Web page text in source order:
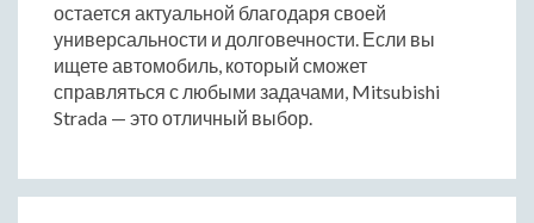
остается актуальной благодаря своей
универсальности и долговечности. Если вы
ищете автомобиль, который сможет
справляться с любыми задачами, Mitsubishi
Strada — это отличный выбор.